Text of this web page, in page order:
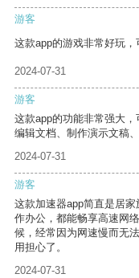
游客
这款app的游戏非常好玩，
2024-07-31
游客
这款app的功能非常强大
编辑文档、制作演示文稿
2024-07-31
游客
这款加速器app简直是居
作办公，都能畅享高速网
候，经常因为网速慢而无
用担心了。
2024-07-31